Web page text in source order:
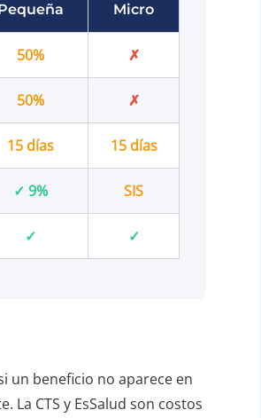
Micro
50% ✗
50% ✗
15 días 15 días
✓ 9% SIS
✓ ✓
un beneficio no aparece en
CTS y EsSalud son costos